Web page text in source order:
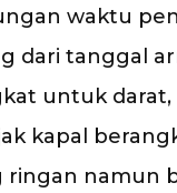
waktu
dari tanggal
untuk
kapal
ringan namun